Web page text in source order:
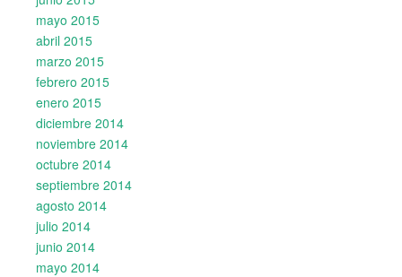
mayo 2015
abril 2015
marzo 2015
febrero 2015
enero 2015
diciembre 2014
noviembre 2014
octubre 2014
septiembre 2014
agosto 2014
julio 2014
junio 2014
mayo 2014